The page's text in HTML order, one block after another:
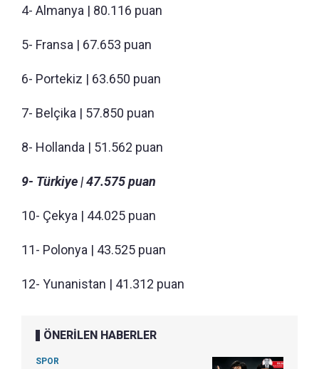
4- Almanya | 80.116 puan
5- Fransa | 67.653 puan
6- Portekiz | 63.650 puan
7- Belçika | 57.850 puan
8- Hollanda | 51.562 puan
9- Türkiye | 47.575 puan
10- Çekya | 44.025 puan
11- Polonya | 43.525 puan
12- Yunanistan | 41.312 puan
ÖNERİLEN HABERLER
SPOR